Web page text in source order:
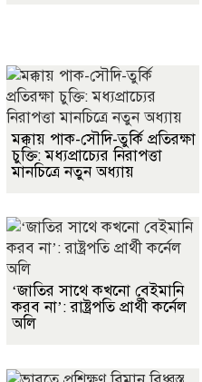
মক্কায় পাক-সৌদি-তুর্কি প্রতিরক্ষা
চুক্তি: মধ্যপ্রাচ্যের নিরাপত্তা
মানচিত্রে নতুন অধ্যায়
‘জাতির সাথে কখনো বেইমানি
করব না’: রাষ্ট্রপতি প্রার্থী কর্নেল
অলি